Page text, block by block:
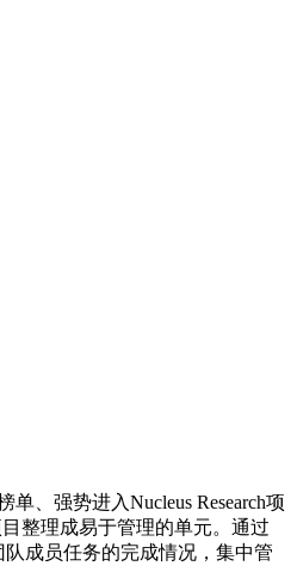
、强势进入Nucleus Research项
整理成易于管理的单元。通过
成员任务的完成情况，集中管